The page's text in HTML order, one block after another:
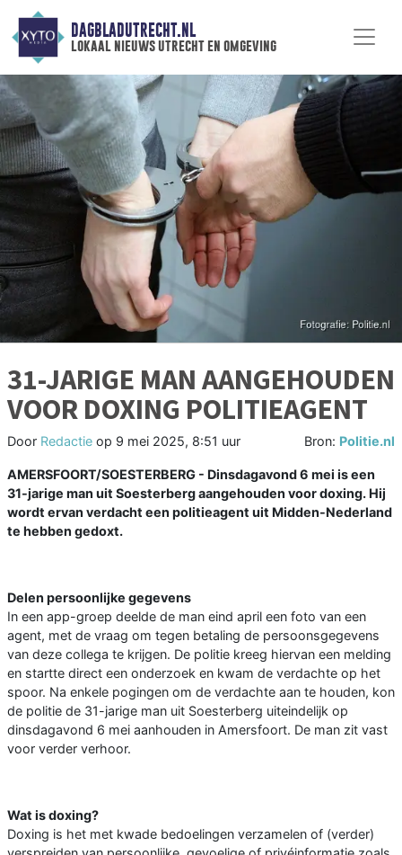
DAGBLADUTRECHT.NL
lokaal nieuws utrecht en omgeving
31-JARIGE MAN AANGEHOUDEN
VOOR DOXING POLITIEAGENT
Door Redactie op 9 mei 2025, 8:51 uur Bron: Politie.nl
AMERSFOORT/SOESTERBERG - Dinsdagavond 6 mei is een
31-jarige man uit Soesterberg aangehouden voor doxing. Hij
wordt ervan verdacht een politieagent uit Midden-Nederland
te hebben gedoxt.
Delen persoonlijke gegevens
In een app-groep deelde de man eind april een foto van een
agent, met de vraag om tegen betaling de persoonsgegevens
van deze collega te krijgen. De politie kreeg hiervan een melding
en startte direct een onderzoek en kwam de verdachte op het
spoor. Na enkele pogingen om de verdachte aan te houden, kon
de politie de 31-jarige man uit Soesterberg uiteindelijk op
dinsdagavond 6 mei aanhouden in Amersfoort. De man zit vast
voor verder verhoor.
Wat is doxing?
Doxing is het met kwade bedoelingen verzamelen of (verder)